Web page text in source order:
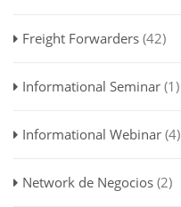
Freight Forwarders (42)
Informational Seminar (1)
Informational Webinar (4)
Network de Negocios (2)